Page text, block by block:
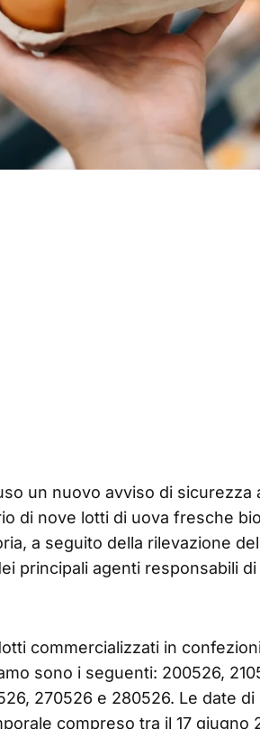
un nuovo avviso di sicurezza
di nove lotti di uova fresche
a seguito della rilevazione
principali agenti responsabili
commercializzati in
sono i seguenti: 200526,
270526 e 280526. Le date di
compreso tra il 17 giugno